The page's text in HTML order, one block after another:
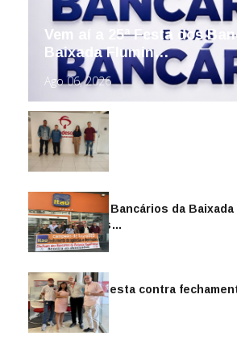
Vem aí a 25ª Festa dos
Baixada Flumin…
Ago 06, 2026
Sindicato dos Bancários da Baixada
reintegra mais…
Jul 14, 2026
Sindicato protesta contra
as demiss…
Mai 13, 2026